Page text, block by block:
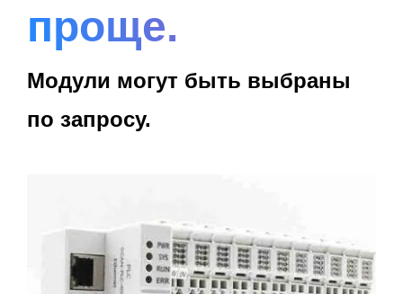
проще.
Модули могут быть выбраны
по запросу.